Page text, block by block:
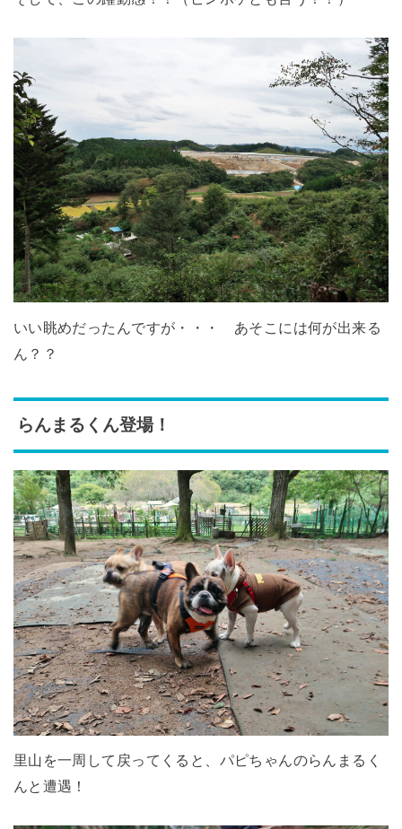
いい眺めだったんですが・・・ あそこには何が出来る
ん？？
らんまるくん登場！
里山を一周して戻ってくると、パピちゃんのらんまるく
んと遭遇！